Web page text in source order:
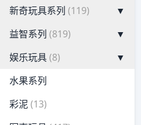
新奇玩具系列 (119)
▼
益智系列 (819)
▼
娱乐玩具(8)
▼
水果系列
彩泥(13)